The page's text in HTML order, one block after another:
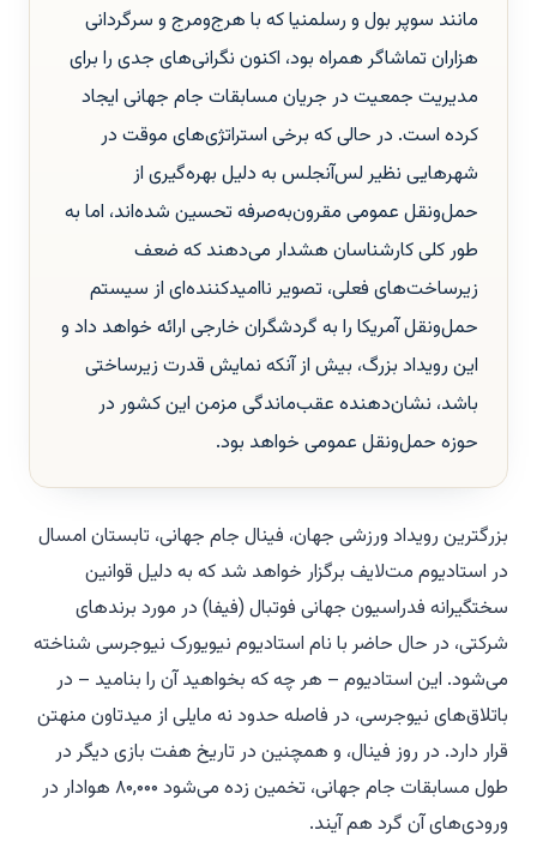
مانند سوپر بول و رسلمنیا که با هرج‌ومرج و سرگردانی
هزاران تماشاگر همراه بود، اکنون نگرانی‌های جدی را برای
مدیریت جمعیت در جریان مسابقات جام جهانی ایجاد
کرده است. در حالی که برخی استراتژی‌های موقت در
شهرهایی نظیر لس‌آنجلس به دلیل بهره‌گیری از
حمل‌ونقل عمومی مقرون‌به‌صرفه تحسین شده‌اند، اما به
طور کلی کارشناسان هشدار می‌دهند که ضعف
زیرساخت‌های فعلی، تصویر ناامیدکننده‌ای از سیستم
حمل‌ونقل آمریکا را به گردشگران خارجی ارائه خواهد داد و
این رویداد بزرگ، بیش از آنکه نمایش قدرت زیرساختی
باشد، نشان‌دهنده عقب‌ماندگی مزمن این کشور در
حوزه حمل‌ونقل عمومی خواهد بود.
بزرگترین رویداد ورزشی جهان، فینال جام جهانی، تابستان امسال
در استادیوم مت‌لایف برگزار خواهد شد که به دلیل قوانین
سختگیرانه فدراسیون جهانی فوتبال (فیفا) در مورد برندهای
شرکتی، در حال حاضر با نام استادیوم نیویورک نیوجرسی شناخته
می‌شود. این استادیوم – هر چه که بخواهید آن را بنامید – در
باتلاق‌های نیوجرسی، در فاصله حدود نه مایلی از میدتاون منهتن
قرار دارد. در روز فینال، و همچنین در تاریخ هفت بازی دیگر در
طول مسابقات جام جهانی، تخمین زده می‌شود ۸۰,۰۰۰ هوادار در
ورودی‌های آن گرد هم آیند.